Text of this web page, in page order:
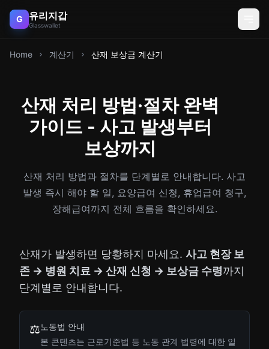
G 유리지갑
Glasswallet
Home 계산기 산재 보상금 계산기
산재 처리 방법·절차 완벽
가이드 - 사고 발생부터
보상까지
산재 처리 방법과 절차를 단계별로 안내합니다. 사고
발생 즉시 해야 할 일, 요양급여 신청, 휴업급여 청구,
장해급여까지 전체 흐름을 확인하세요.
산재가 발생하면 당황하지 마세요. 사고 현장 보
존 → 병원 치료 → 산재 신청 → 보상금 수령까지
단계별로 안내합니다.
⚖️노동법 안내
본 콘텐츠는 근로기준법 등 노동 관계 법령에 대한 일